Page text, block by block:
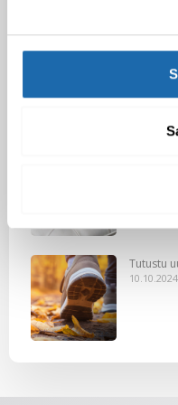
Black
29.11.2024
Tutustu
10.10.2024